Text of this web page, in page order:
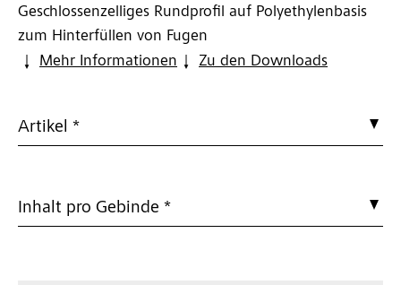
Geschlossenzelliges Rundprofil auf Polyethylenbasis
zum Hinterfüllen von Fugen
Mehr Informationen
Zu den Downloads
Artikel *
Inhalt pro Gebinde *